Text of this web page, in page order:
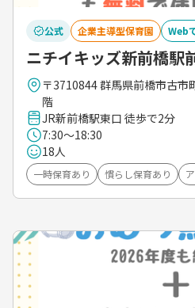
公式 企業主導型保育園 Web
ニチイキッズ新前橋駅
〒3710844 群馬県前橋市古市
階
JR新前橋駅東口 徒歩で2分
7:30～18:30
18人
一時保育あり 慣らし保育あり